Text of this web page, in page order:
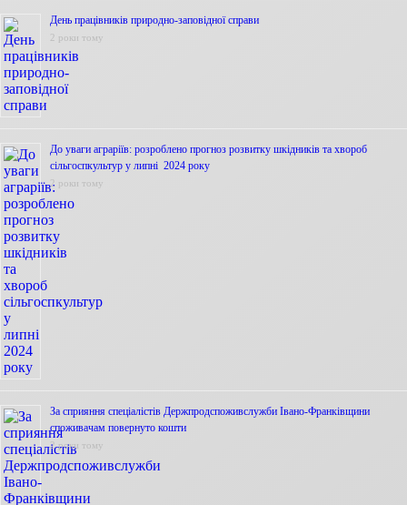
День працівників природно-заповідної справи
2 роки тому
До уваги аграріїв: розроблено прогноз розвитку шкідників та хвороб
сільгоспкультур у липні 2024 року
2 роки тому
За сприяння спеціалістів Держпродспоживслужби Івано-Франківщини
споживачам повернуто кошти
2 роки тому